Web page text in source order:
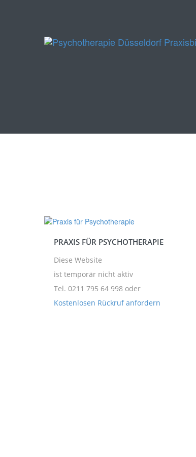
PRAXIS FÜR PSYCHOTHERAPIE
Diese Website
ist temporär nicht aktiv
Tel. 0211 795 64 998 oder
Kostenlosen Rückruf anfordern